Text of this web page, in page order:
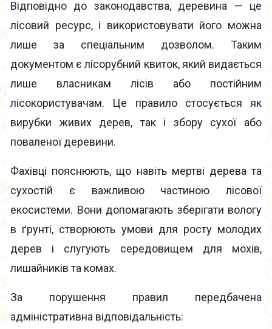
Відповідно до законодавства, деревина — це
лісовий ресурс, і використовувати його можна
лише за спеціальним дозволом. Таким
документом є лісорубний квиток, який видається
лише власникам лісів або постійним
лісокористувачам. Це правило стосується як
вирубки живих дерев, так і збору сухої або
поваленої деревини.
Фахівці пояснюють, що навіть мертві дерева та
сухостій є важливою частиною лісової
екосистеми. Вони допомагають зберігати вологу
в ґрунті, створюють умови для росту молодих
дерев і слугують середовищем для мохів,
лишайників та комах.
За порушення правил передбачена
адміністративна відповідальність: